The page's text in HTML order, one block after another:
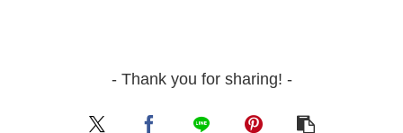
- Thank you for sharing! -